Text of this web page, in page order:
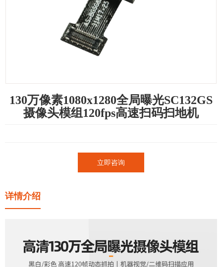
130万像素1080x1280全局曝光SC132GS
摄像头模组120fps高速扫码扫地机
立即咨询
详情介绍